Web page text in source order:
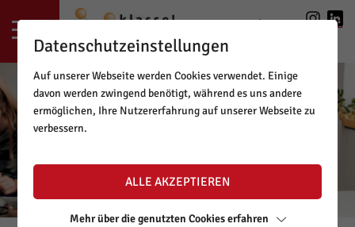
LOGIN|REGISTRIERUNG
Datenschutzeinstellungen
Auf unserer Webseite werden Cookies verwendet. Einige
davon werden zwingend benötigt, während es uns andere
ermöglichen, Ihre Nutzererfahrung auf unserer Webseite zu
verbessern.
ALLE AKZEPTIEREN
Mehr über die genutzten Cookies erfahren